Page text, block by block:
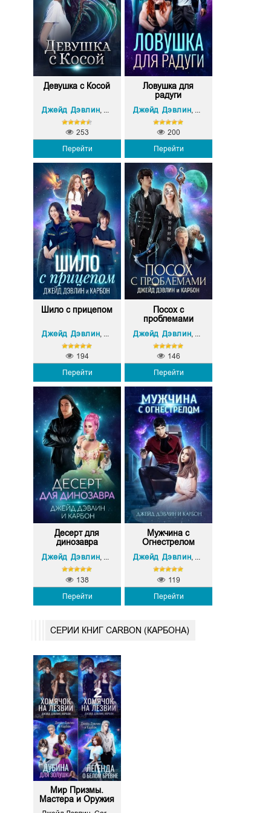
Девушка с Косой
Джейд Дэвлин, Carbon (Карбон)
Перейти
253
Ловушка для
радуги
Джейд Дэвлин,
Перейти
200
Шило с прицепом
Джейд Дэвлин Carbon (Карбон)
Перейти
194
Посох с
проблемами
Джейд Дэвлин
Перейти
146
Десерт для
динозавра
Джейд Дэвлин, Carbon (Карбон)
Перейти
138
Мужчина с
Огнестрелом
Джейд Дэвлин, Carbon (Карбон)
Перейти
119
СЕРИИ КНИГ CARBON (КАРБОНА)
Мир Призмы.
Мастера и Оружия